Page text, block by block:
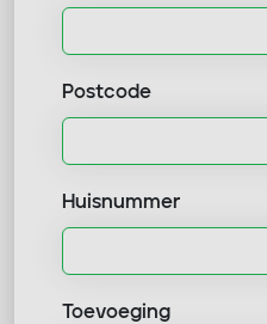
Postcode
Huisnummer
Toevoeging